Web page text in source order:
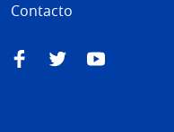
Contacto
FacebookTwitterYouTube